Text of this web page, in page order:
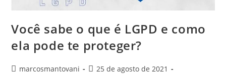
Você sabe o que é LGPD e como
ela pode te proteger?
marcosmantovani
25 de agosto de 2021